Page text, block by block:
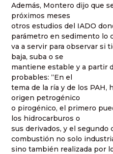
Además, Montero dijo que
próximos meses
otros estudios del IADO
parámetro en sedimento lo
va a servir para observar si
baja, suba o se
mantiene estable y a partir
probables: “En el
tema de la ría y de los PAH,
origen petrogénico
o pirogénico, el primero
los hidrocarburos o
sus derivados, y el segundo
combustión no solo
sino también realizada por